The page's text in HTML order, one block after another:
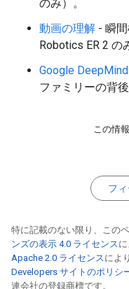
のみ）。
動画の理解 - 瞬
Robotics ER 2 の
Google
ファミリーの背
この情
フ
特に記載のない限り、この
ンズの表示 4.0 ライセンス
Apache 2.0 ライセンスによ
Developers サイトのポリシ
連会社の登録商標です。